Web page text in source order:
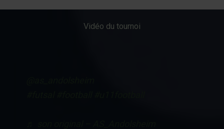
Vidéo du tournoi